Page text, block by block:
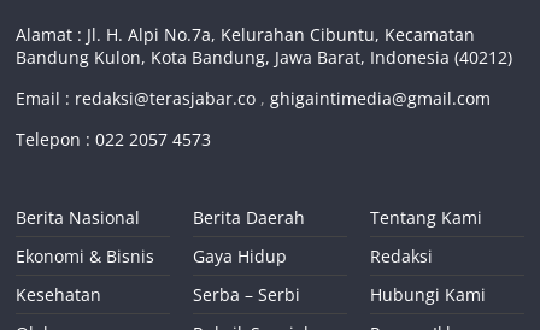
Alamat : Jl. H. Alpi No.7a, Kelurahan Cibuntu, Kecamatan
Bandung Kulon, Kota Bandung, Jawa Barat, Indonesia (40212)
Email : redaksi@terasjabar.co ,ghigaintimedia@gmail.com
Telepon : 022 2057 4573
Berita Nasional
Ekonomi & Bisnis
Kesehatan
Berita Daerah
Gaya Hidup
Serba – Serbi
Tentang Kami
Redaksi
Hubungi Kami